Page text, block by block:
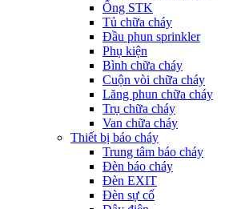
Ống STK
Tủ chữa cháy
Đầu phun sprinkler
Phụ kiện
Bình chữa cháy
Cuộn vòi chữa cháy
Lăng phun chữa cháy
Trụ chữa cháy
Van chữa cháy
Thiết bị báo cháy
Trung tâm báo cháy
Đèn báo cháy
Đèn EXIT
Đèn sự cố